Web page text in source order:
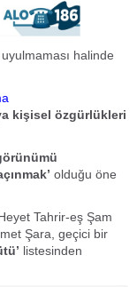
halinde
kişisel özgürlükleri
olduğu öne
Tahrir-eş Şam
Şara, geçici bir
listesinden